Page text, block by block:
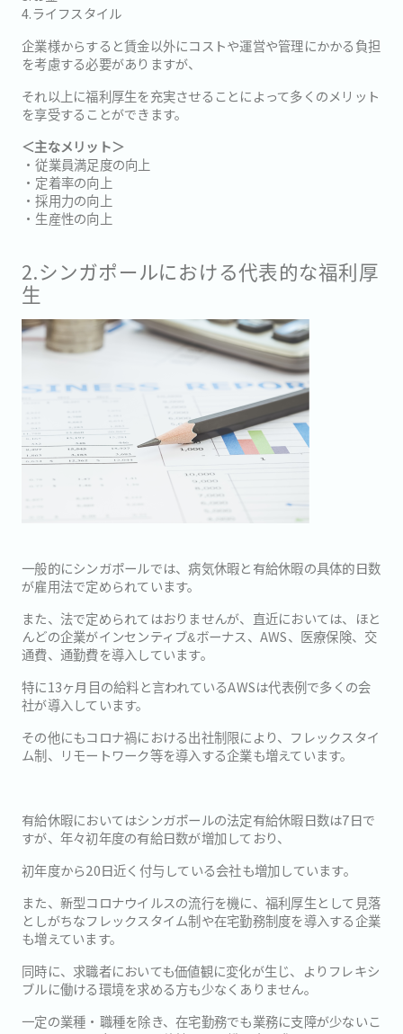
4.ライフスタイル
企業様からすると賃金以外にコストや運営や管理にかかる負担
を考慮する必要がありますが、
それ以上に福利厚生を充実させることによって多くのメリット
を享受することができます。
＜主なメリット＞
・従業員満足度の向上
・定着率の向上
・採用力の向上
・生産性の向上
2.シンガポールにおける代表的な福利厚
生
一般的にシンガポールでは、病気休暇と有給休暇の具体的日数
が雇用法で定められています。
また、法で定められてはおりませんが、直近においては、ほと
んどの企業がインセンティブ&ボーナス、AWS、医療保険、交
通費、通勤費を導入しています。
特に13ヶ月目の給料と言われているAWSは代表例で多くの会
社が導入しています。
その他にもコロナ禍における出社制限により、フレックスタイ
ム制、リモートワーク等を導入する企業も増えています。
有給休暇においてはシンガポールの法定有給休暇日数は7日で
すが、年々初年度の有給日数が増加しており、
初年度から20日近く付与している会社も増加しています。
また、新型コロナウイルスの流行を機に、福利厚生として見落
としがちなフレックスタイム制や在宅勤務制度を導入する企業
も増えています。
同時に、求職者においても価値観に変化が生じ、よりフレキシ
ブルに働ける環境を求める方も少なくありません。
一定の業種・職種を除き、在宅勤務でも業務に支障が少ないこ